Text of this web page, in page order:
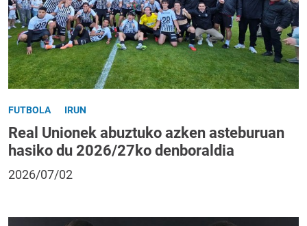
FUTBOLA IRUN
Real Unionek abuztuko azken asteburuan
hasiko du 2026/27ko denboraldia
2026/07/02